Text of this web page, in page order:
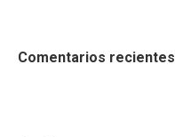
Comentarios recientes